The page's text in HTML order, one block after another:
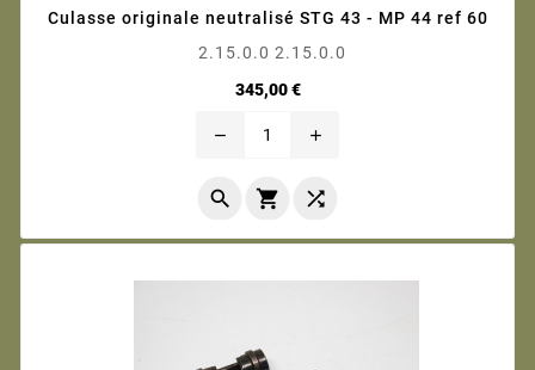
Culasse originale neutralisé STG 43 - MP 44 ref 60
2.15.0.0 2.15.0.0
345,00 €Prix
remove add
  